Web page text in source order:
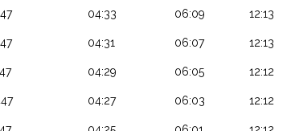
04:33 06:09 12:13
04:31 06:07 12:13
04:29 06:05 12:12
04:27 06:03 12:12